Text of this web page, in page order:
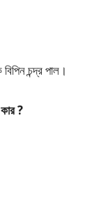
চন্দ্র পাল।
?